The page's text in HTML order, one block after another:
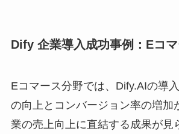
Dify 企業導入成功事例：Eコ
Eコマース分野では、Dify.AIの導
の向上とコンバージョン率の増加
業の売上向上に直結する成果が見